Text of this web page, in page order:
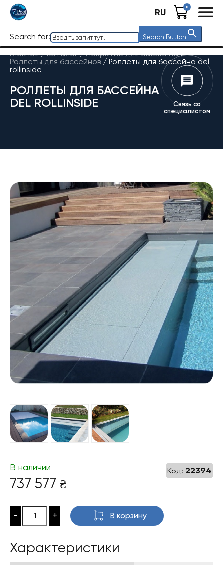
RU 0
Search for: Search Button
Главная / Каталог/Накрытие для бассейна/
Роллеты для бассейнов / Роллеты для бассейна del
rollinside
РОЛЛЕТЫ ДЛЯ БАССЕЙНА
DEL ROLLINSIDE
Связь со
специалистом
Код: 22394
В наличии
737 577 ₴
- + В корзину
Характеристики